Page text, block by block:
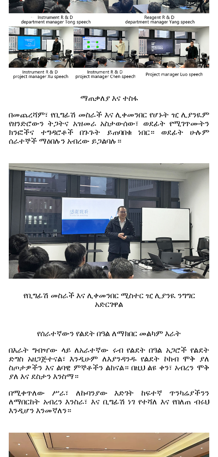
ማጠቃለያ እና ተስፋ
በመጨረሻም፣ የቢግፊሽ መስራች እና ሊቀመንበር የሆኑት ዢ ሊያንዪም
የዘንድሮውን ትጋትና አዝመራ አስታውሰው፣ ወደፊት የሚገጥሙትን
ክንፎችና ተግዳሮቶች በጉጉት ይጠባበቁ ነበር። ወደፊት ሁሉም
ሰራተኞች ማዕበሉን አብረው ይጋልባሉ።
የቢግፊሽ መስራች እና ሊቀመንበር ሚስተር ዢ ሊያንዪ ንግግር
አድርገዋል
የሰራተኛውን የልደት በዓል ለማክበር መልካም እራት
በእራት ግብዣው ላይ ለአራተኛው ሩብ የልደት በዓል አጋሮች የልደት
ድግስ አዘጋጅተናል፣ እንዲሁም ለእያንዳንዱ የልደት ኮከብ ሞቅ ያለ
ስጦታዎችን እና ልባዊ ምኞቶችን ልከናል። በዚህ ልዩ ቀን፣ አብረን ሞቅ
ያለ እና ደስታን እንስማ።
በሚቀጥለው ሥራ፣ ለኩባንያው እድገት ከፍተኛ ጥንካሬያችንን
ለማበርከት አብረን እንስራ፣ እና ቢግፊሽ ነገ የተሻለ እና የበለጠ ብሩህ
እንዲሆን እንመኛለን።